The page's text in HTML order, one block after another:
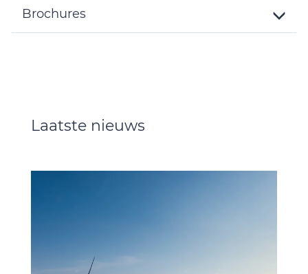
Brochures
Laatste nieuws